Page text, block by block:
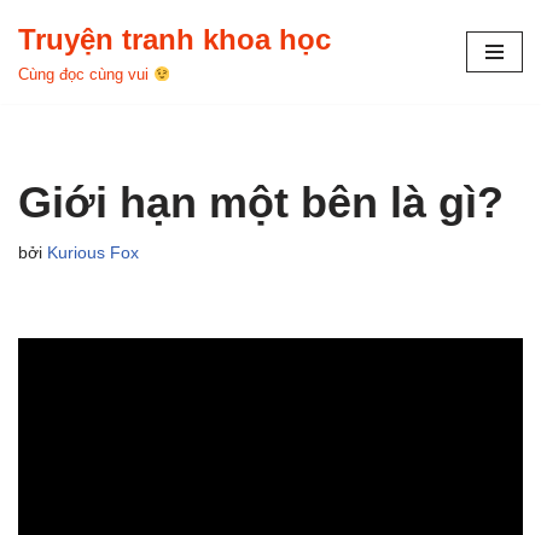
Chuyển
Truyện tranh khoa học
Cùng đọc cùng vui
Giới hạn một bên là gì?
bởi Kurious Fox